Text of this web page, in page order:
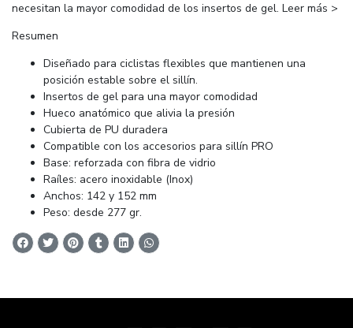
necesitan la mayor comodidad de los insertos de gel. Leer más >
Resumen
Diseñado para ciclistas flexibles que mantienen una
posición estable sobre el sillín.
Insertos de gel para una mayor comodidad
Hueco anatómico que alivia la presión
Cubierta de PU duradera
Compatible con los accesorios para sillín PRO
Base: reforzada con fibra de vidrio
Raíles: acero inoxidable (Inox)
Anchos: 142 y 152 mm
Peso: desde 277 gr.